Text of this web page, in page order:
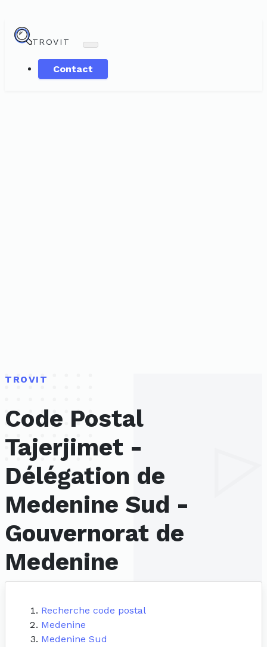
TROVIT
Contact
TROVIT
Code Postal
Tajerjimet -
Délégation de
Medenine Sud -
Gouvernorat de
Medenine
Recherche code postal
Medenine
Medenine Sud